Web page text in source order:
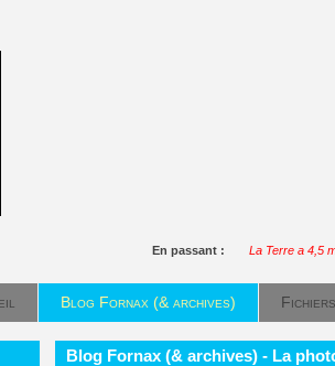
En passant : La Terre a 4,5
Blog Fornax (& archives) Fichiers
Blog Fornax (& archives) - La